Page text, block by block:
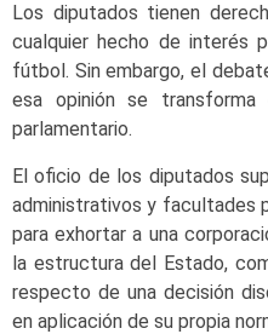
Los diputados tienen
cualquier hecho de interés
fútbol. Sin embargo, el
esa opinión se
parlamentario.
El oficio de los diputados
administrativos y facultades
para exhortar a una
la estructura del Estado,
respecto de una decisión
en aplicación de su propia